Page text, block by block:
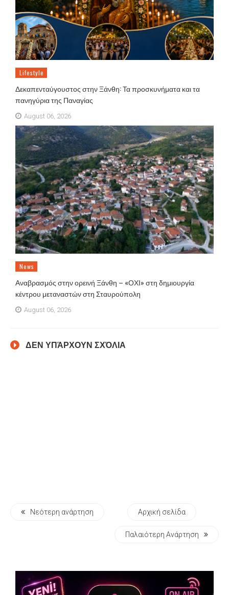
Lifestyle
Δεκαπενταύγουστος στην Ξάνθη: Τα προσκυνήματα και τα
πανηγύρια της Παναγίας
August 06, 2026
News
Αναβρασμός στην ορεινή Ξάνθη – «ΟΧΙ» στη δημιουργία
κέντρου μεταναστών στη Σταυρούπολη
August 06, 2026
ΔΕΝ ΥΠΆΡΧΟΥΝ ΣΧΌΛΙΑ
Νεότερη ανάρτηση Αρχική σελίδα
Παλαιότερη Ανάρτηση